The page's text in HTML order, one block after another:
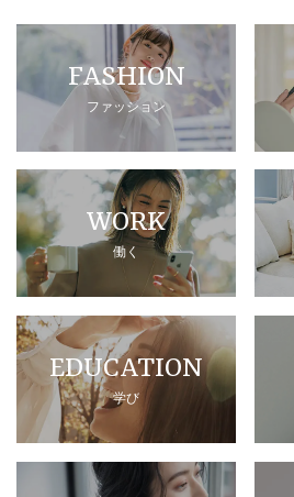
FASHION
ファッション
WORK
働く
EDUCATION
学び